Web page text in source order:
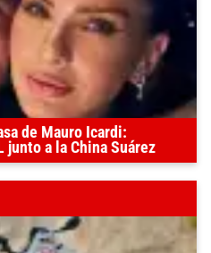
de Mauro Icardi:
junto a la China Suárez